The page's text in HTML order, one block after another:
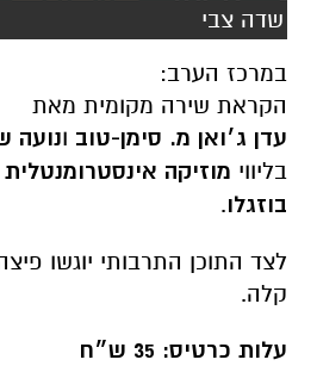
שדה צבי
במרכז הערב:
הקראת שירה מקומית מאת
עדן ג׳ואן מ. סימן-טוב ונועה
בליווי מוזיקה
בוזגלו.
לצד התוכן התרבותי יוגשו
קלה.
עלות כרטיס: 35 ש״ח